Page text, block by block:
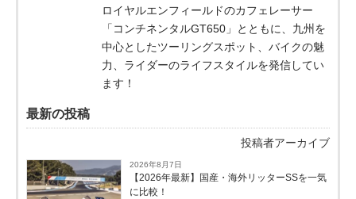
ロイヤルエンフィールドのカフェレーサー
「コンチネンタルGT650」とともに、九州を
中心としたツーリングスポット、バイクの魅
力、ライダーのライフスタイルを発信してい
ます！
最新の投稿
投稿者アーカイブ
2026年8月7日
【2026年最新】国産・海外リッターSSを一気
に比較！